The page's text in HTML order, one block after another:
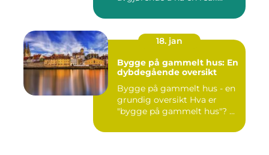
18. jan
Bygge på gammelt hus: En
dybdegående oversikt
Bygge på gammelt hus - en
grundig oversikt Hva er
"bygge på gammelt hus"? ...